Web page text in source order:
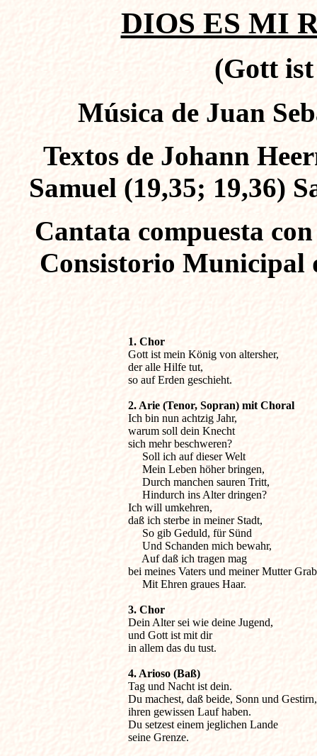
DIOS ES MI
(Gott
Música de Juan
Textos de Johann
Samuel (19,35; 19,36)
Cantata compuesta
Consistorio Municipal
1. Chor
Gott ist mein König von altersher,
der alle Hilfe tut,
2. Arie (Tenor, Sopran) mit Choral
Ich bin nun achtzig Jahr,
warum soll dein Knecht
sich mehr beschweren?
     Soll ich auf dieser Welt
     Mein Leben höher bringen,
     Durch manchen sauren Tritt,
     Hindurch ins Alter dringen?
Ich will umkehren,
daß ich sterbe in meiner Stadt,
     So gib Geduld, für Sünd
     Und Schanden mich bewahr,
     Auf daß ich tragen mag
bei meines Vaters und meiner Mutter
     Mit Ehren graues Haar.
3. Chor
Dein Alter sei wie deine Jugend,
und Gott ist mit dir
in allem das du tust.
4. Arioso (Baß)
Tag und Nacht ist dein.
Du machest, daß beide, Sonn und Gestirn,
ihren gewissen Lauf haben.
Du setzest einem jeglichen Lande
seine Grenze.